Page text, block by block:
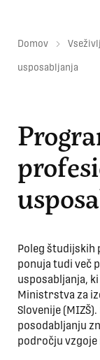
Domov
usposabljanja
Poleg študijskih
ponuja tudi več
usposabljanja,
Ministrstva za
Slovenije
posodabljanju
področju vzgoje